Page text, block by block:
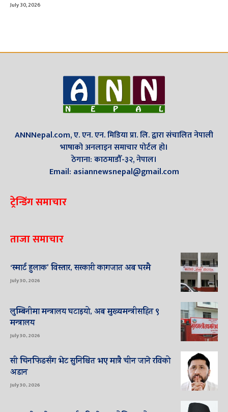
July 30, 2026
ANNNepal.com, ए. एन. एन. मिडिया प्रा. लि. द्वारा संचालित नेपाली
भाषाको अनलाइन समाचार पोर्टल हो।
ठेगाना: काठमाडौँ-३२, नेपाल।
Email: asiannewsnepal@gmail.com
ट्रेन्डिंग समाचार
ताजा समाचार
‘स्मार्ट हुलाक’ विस्तार, सरकारी कागजात अब घरमै
July 30, 2026
लुम्बिनीमा मन्त्रालय घटाइयो, अब मुख्यमन्त्रीसहित ९
मन्त्रालय
July 30, 2026
सी चिनफिङसँग भेट सुनिश्चित भए मात्रै चीन जाने रविको
अडान
July 30, 2026